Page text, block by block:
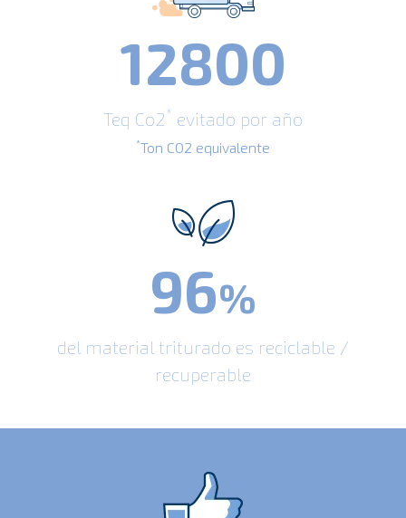
12800
Teq Co2* evitado por año
*Ton CO2 equivalente
96%
del material triturado es reciclable /
recuperable